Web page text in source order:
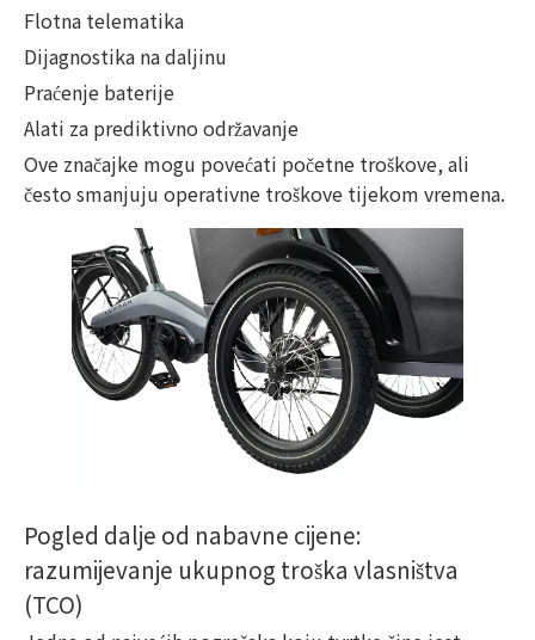
Flotna telematika
Dijagnostika na daljinu
Praćenje baterije
Alati za prediktivno održavanje
Ove značajke mogu povećati početne troškove, ali
često smanjuju operativne troškove tijekom vremena.
Pogled dalje od nabavne cijene:
razumijevanje ukupnog troška vlasništva
(TCO)